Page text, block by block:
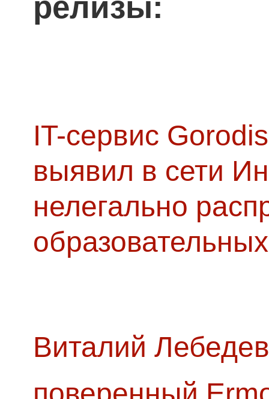
IT-сервис
выявил в сети
нелегально
Виталий